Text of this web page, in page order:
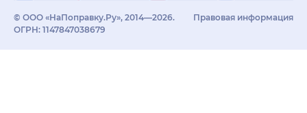
© ООО «НаПоправку.Ру», 2014—2026.
ОГРН: 1147847038679
Правовая информация